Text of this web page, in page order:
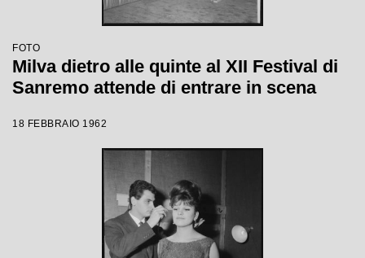
FOTO
Milva dietro alle quinte al XII Festival di
Sanremo attende di entrare in scena
18 FEBBRAIO 1962